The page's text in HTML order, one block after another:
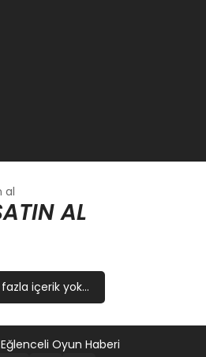
al
AL
içerik yok...
Oyun Haberi